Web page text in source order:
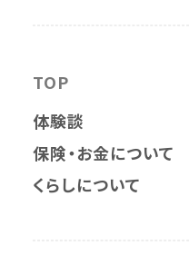
TOP
体験談
保険・お金について
くらしについて